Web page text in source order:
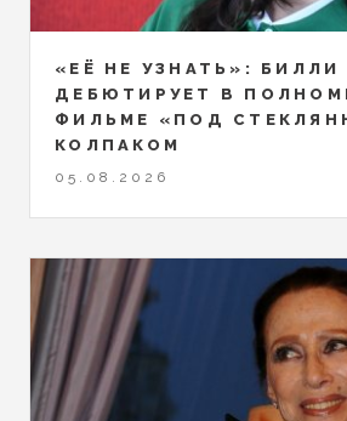
«ЕЁ НЕ УЗНАТЬ»:
ДЕБЮТИРУЕТ В
ФИЛЬМЕ «ПОД
КОЛПАКОМ
05.08.2026